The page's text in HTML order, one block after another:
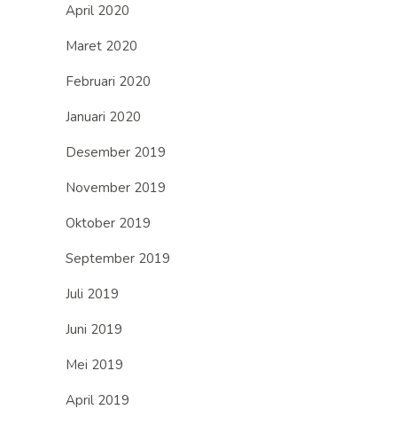
April 2020
Maret 2020
Februari 2020
Januari 2020
Desember 2019
November 2019
Oktober 2019
September 2019
Juli 2019
Juni 2019
Mei 2019
April 2019